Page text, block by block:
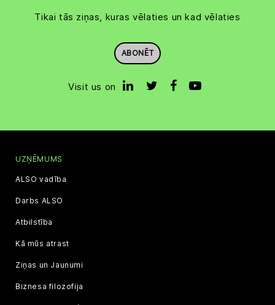
Tikai tās ziņas, kuras vēlaties un kad vēlaties
ABONĒT
Visit us on
UZŅĒMUMS
ALSO vadība
Darbs ALSO
Atbilstība
Kā mūs atrast
Ziņas un Jaunumi
Biznesa filozofija